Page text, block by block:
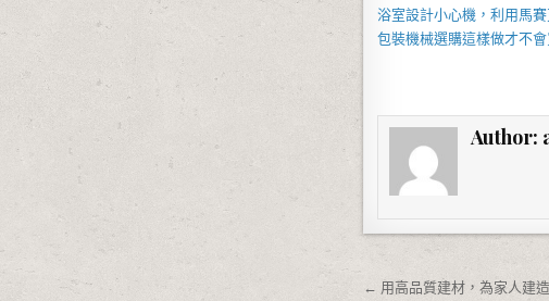
浴室設計小心機，利用 馬
包裝機械選購這樣做才不
Author:
文章導覽
← 用高品質建材，為家人建